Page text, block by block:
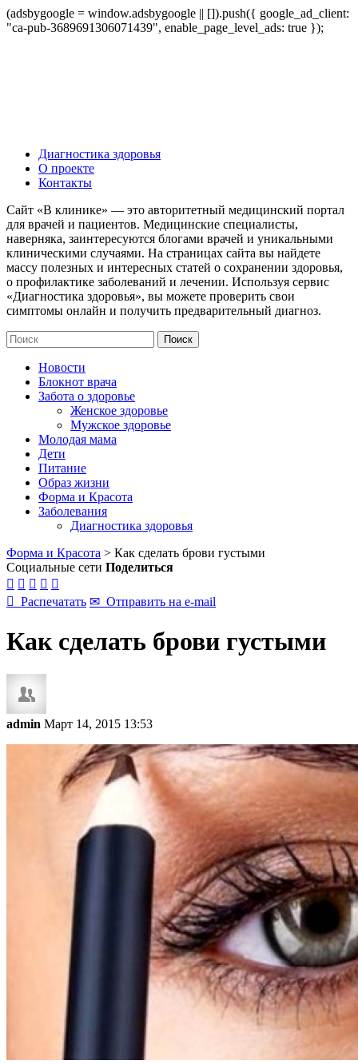
(adsbygoogle = window.adsbygoogle || []).push({ google_ad_client:
"ca-pub-3689691306071439", enable_page_level_ads: true });
Диагностика здоровья
О проекте
Контакты
Сайт «В клинике» — это авторитетный медицинский портал
для врачей и пациентов. Медицинские специалисты,
наверняка, заинтересуются блогами врачей и уникальными
клиническими случаями. На страницах сайта вы найдете
массу полезных и интересных статей о сохранении здоровья,
о профилактике заболеваний и лечении. Используя сервис
«Диагностика здоровья», вы можете проверить свои
симптомы онлайн и получить предварительный диагноз.
Новости
Блокнот врача
Забота о здоровье
Женское здоровье
Мужское здоровье
Молодая мама
Дети
Питание
Образ жизни
Форма и Красота
Заболевания
Диагностика здоровья
Форма и Красота > Как сделать брови густыми
Социальные сети Поделиться
    
 Распечатать ✉ Отправить на e-mail
Как сделать брови густыми
admin Март 14, 2015 13:53